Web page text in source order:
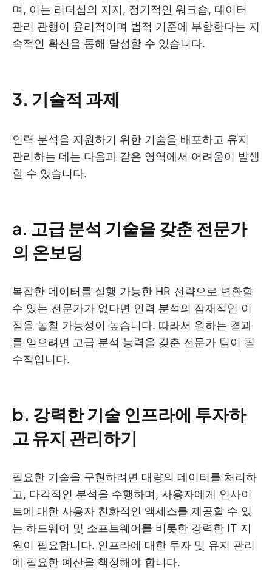
며, 이는 리더십의 지지, 정기적인 워크숍, 데이터
관리 관행이 윤리적이며 법적 기준에 부합한다는 지
속적인 확신을 통해 달성할 수 있습니다.
3. 기술적 과제
인력 분석을 지원하기 위한 기술을 배포하고 유지
관리하는 데는 다음과 같은 영역에서 어려움이 발생
할 수 있습니다.
a. 고급 분석 기술을 갖춘 전문가
의 온보딩
복잡한 데이터를 실행 가능한 HR 전략으로 변환할
수 있는 전문가가 없다면 인력 분석의 잠재적인 이
점을 놓칠 가능성이 높습니다. 따라서 원하는 결과
를 얻으려면 고급 분석 능력을 갖춘 전문가 팀이 필
수적입니다.
b. 강력한 기술 인프라에 투자하
고 유지 관리하기
필요한 기술을 구현하려면 대량의 데이터를 처리하
고, 다각적인 분석을 수행하며, 사용자에게 인사이
트에 대한 사용자 친화적인 액세스를 제공할 수 있
는 하드웨어 및 소프트웨어를 비롯한 강력한 IT 지
원이 필요합니다. 인프라에 대한 투자 및 유지 관리
에 필요한 예산을 책정해야 합니다.